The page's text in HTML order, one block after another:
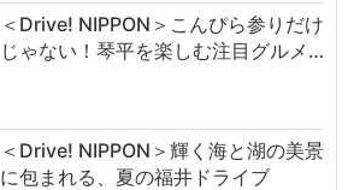
＜Drive! NIPPON＞こんぴら参りだけ
じゃない！琴平を楽しむ注目グルメ…
＜Drive! NIPPON＞輝く海と湖の美景
に包まれる、夏の福井ドライブ